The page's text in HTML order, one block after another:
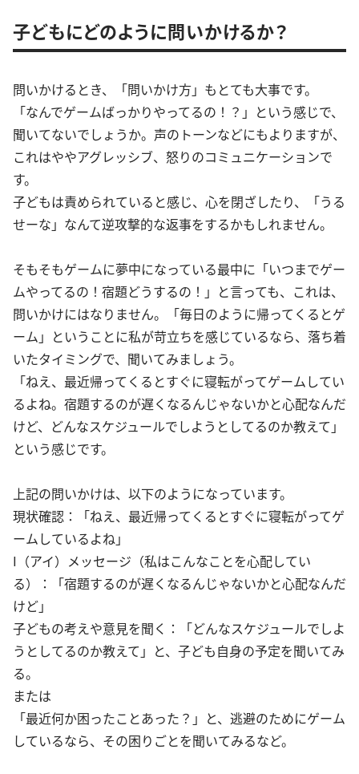
子どもにどのように問いかけるか？
問いかけるとき、「問いかけ方」もとても大事です。
「なんでゲームばっかりやってるの！？」という感じで、
聞いてないでしょうか。声のトーンなどにもよりますが、
これはややアグレッシブ、怒りのコミュニケーションで
す。
子どもは責められていると感じ、心を閉ざしたり、「うる
せーな」なんて逆攻撃的な返事をするかもしれません。
そもそもゲームに夢中になっている最中に「いつまでゲー
ムやってるの！宿題どうするの！」と言っても、これは、
問いかけにはなりません。「毎日のように帰ってくるとゲ
ーム」ということに私が苛立ちを感じているなら、落ち着
いたタイミングで、聞いてみましょう。
「ねえ、最近帰ってくるとすぐに寝転がってゲームしてい
るよね。宿題するのが遅くなるんじゃないかと心配なんだ
けど、どんなスケジュールでしようとしてるのか教えて」
という感じです。
上記の問いかけは、以下のようになっています。
現状確認：「ねえ、最近帰ってくるとすぐに寝転がってゲ
ームしているよね」
I（アイ）メッセージ（私はこんなことを心配してい
る）：「宿題するのが遅くなるんじゃないかと心配なんだ
けど」
子どもの考えや意見を聞く：「どんなスケジュールでしよ
うとしてるのか教えて」と、子ども自身の予定を聞いてみ
る。
または
「最近何か困ったことあった？」と、逃避のためにゲーム
しているなら、その困りごとを聞いてみるなど。